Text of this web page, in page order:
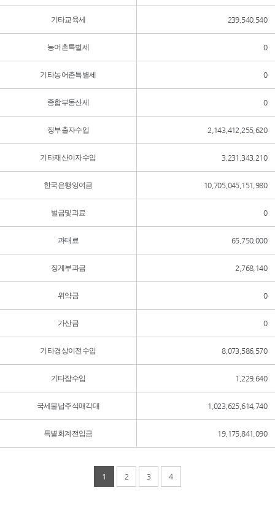
기타교육세 239,540,540
농어촌특별세 0
기타농어촌특별세 0
종합부동산세 0
정부출자수입 2,143,412,255,620
기타재산이자수입 3,231,343,210
한국은행잉여금 10,705,045,151,980
벌금및과료 0
과태료 65,750,000
징계부과금 2,768,140
위약금 0
가산금 0
기타경상이전수입 8,073,586,570
기타잡수입 1,229,640
국세물납주식매각대 1,023,625,614,740
특별회계전입금 19,175,841,090
1 2 3 4